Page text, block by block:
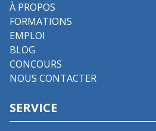
À PROPOS
FORMATIONS
EMPLOI
BLOG
CONCOURS
NOUS CONTACTER
SERVICE